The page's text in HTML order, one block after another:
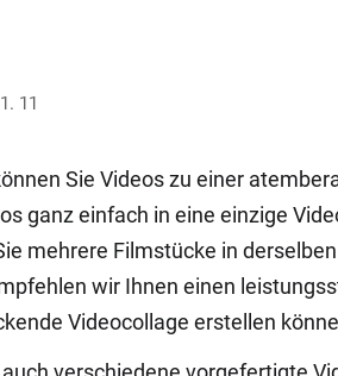
11
Sie Videos zu einer
ganz einfach in eine einzige
mehrere Filmstücke in
wir Ihnen einen
Videocollage erstellen